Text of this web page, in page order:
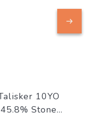
10YO
45.8% Stone